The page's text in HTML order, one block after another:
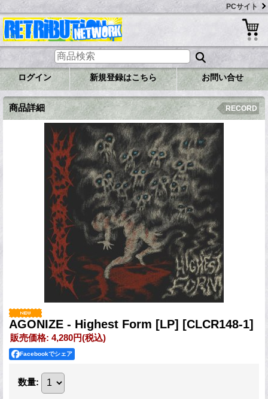
PCサイト
ログイン 新規登録はこちら お問い合せ
商品詳細 RECORD
AGONIZE - Highest Form [LP] [CLCR148-1]
販売価格: 4,280円(税込)
Facebookでシェア
数量: